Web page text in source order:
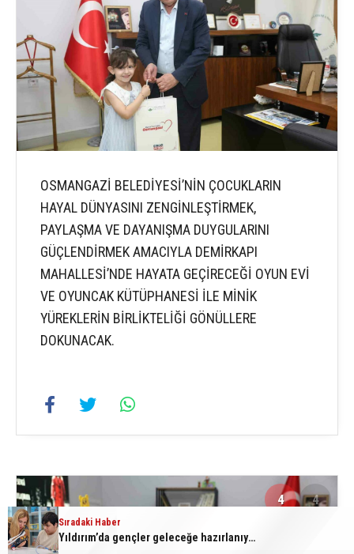
OSMANGAZİ BELEDİYESİ’NİN ÇOCUKLARIN
HAYAL DÜNYASINI ZENGİNLEŞTİRMEK,
PAYLAŞMA VE DAYANIŞMA DUYGULARINI
GÜÇLENDİRMEK AMACIYLA DEMİRKAPI
MAHALLESİ’NDE HAYATA GEÇİRECEĞİ OYUN EVİ
VE OYUNCAK KÜTÜPHANESİ İLE MİNİK
YÜREKLERİN BİRLİKTELİĞİ GÖNÜLLERE
DOKUNACAK.
4 4
Sıradaki Haber
Yıldırım’da gençler geleceğe hazırlanıyor